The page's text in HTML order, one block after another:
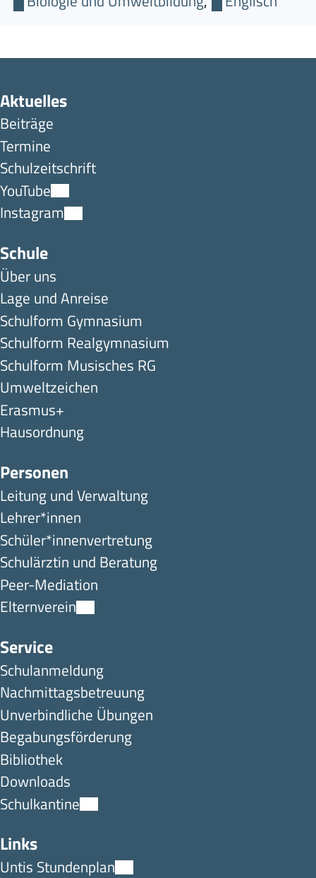
Aktuelles
Beiträge
Termine
Schulzeitschrift
YouTube
Instagram
Schule
Über uns
Lage und Anreise
Schulform Gymnasium
Schulform Realgymnasium
Schulform Musisches RG
Umweltzeichen
Erasmus+
Hausordnung
Personen
Leitung und Verwaltung
Lehrer*innen
Schüler*innen­ver­tretung
Schulärztin und Beratung
Peer-Mediation
Elternverein
Service
Schulanmeldung
Nachmittagsbetreuung
Unverbindliche Übungen
Begabungsförderung
Bibliothek
Downloads
Schulkantine
Links
Untis Stundenplan